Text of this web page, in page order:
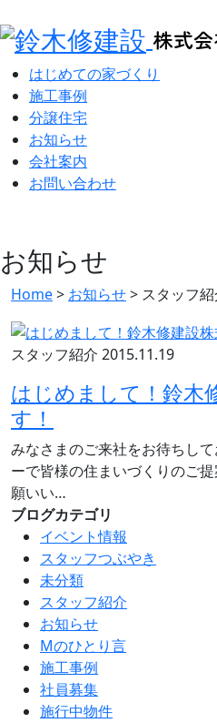
はじめての家づくり
施工事例
分譲住宅
お知らせ
会社案内
お問い合わせ
お知らせ
Home> お知らせ> スタッフ
スタッフ紹介 2015.11.19
はじめまして！鈴木
す！
みなさまのご来社をお待ちし
ーで皆様の住まいづくりのご
願いい…
ブログカテゴリ
イベント情報
スタッフつぶやき
未分類
スタッフ紹介
お知らせ
Mのひとり言
施工事例
社員募集
施行中物件